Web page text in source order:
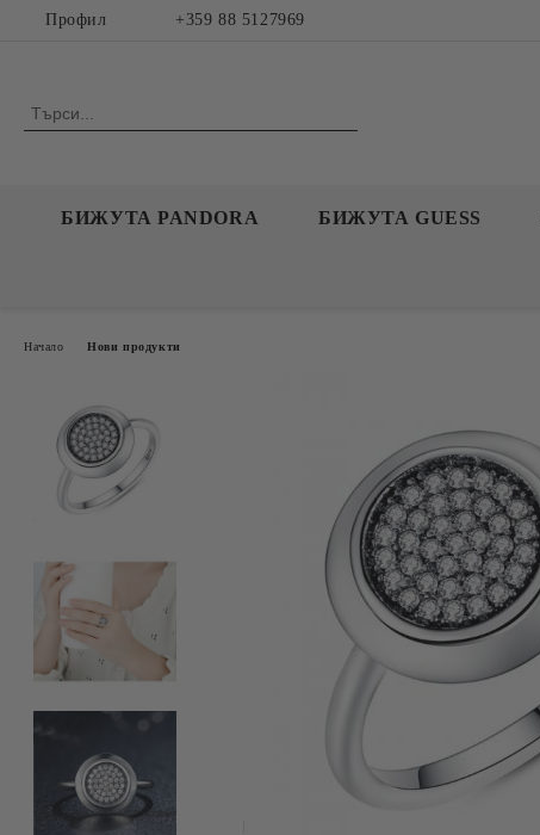
Профил +359 88 5127969
БИЖУТА PANDORA БИЖУТА GUESS
Начало Нови продукти